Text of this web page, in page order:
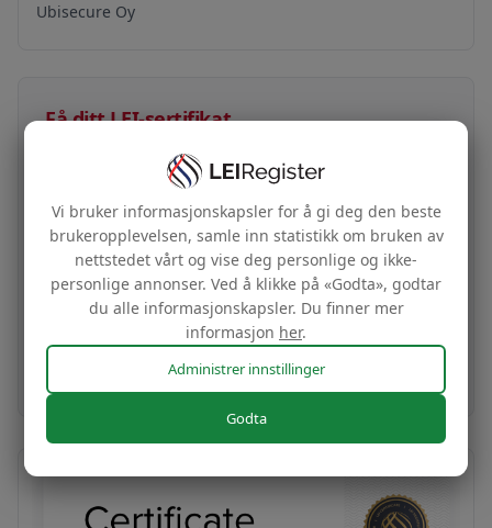
Ubisecure Oy
Få ditt LEI-sertifikat
LEI-sertifikat + merke
Sertifikat og tilhørende nettsidemerke for ditt
selskaps globale identitet, basert på din LEI-
informasjon
Kjøp nå
Vi bruker informasjonskapsler for å gi deg den beste
brukeropplevelsen, samle inn statistikk om bruken av
nettstedet vårt og vise deg personlige og ikke-
personlige annonser. Ved å klikke på «Godta», godtar
du alle informasjonskapsler. Du finner mer
informasjon her.
Administrer innstillinger
Godta